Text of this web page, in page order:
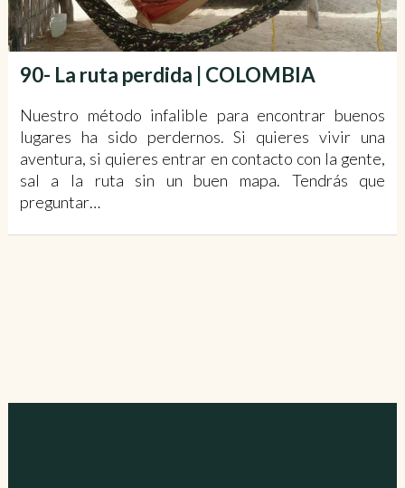
90- La ruta perdida | COLOMBIA
Nuestro método infalible para encontrar buenos
lugares ha sido perdernos. Si quieres vivir una
aventura, si quieres entrar en contacto con la gente,
sal a la ruta sin un buen mapa. Tendrás que
preguntar…